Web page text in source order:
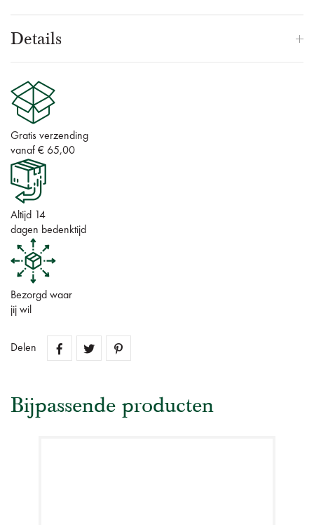
Details
Gratis verzending
vanaf € 65,00
Altijd 14
dagen bedenktijd
Bezorgd waar
jij wil
Delen
Bijpassende producten